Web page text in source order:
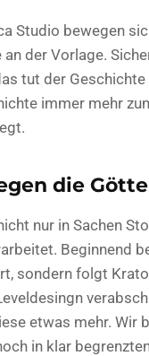
Studio bewegen
der Vorlage.
tut der
immer mehr
die
nur in Sachen
Beginnend
sondern folgt
etwas mehr. Wir
in klar